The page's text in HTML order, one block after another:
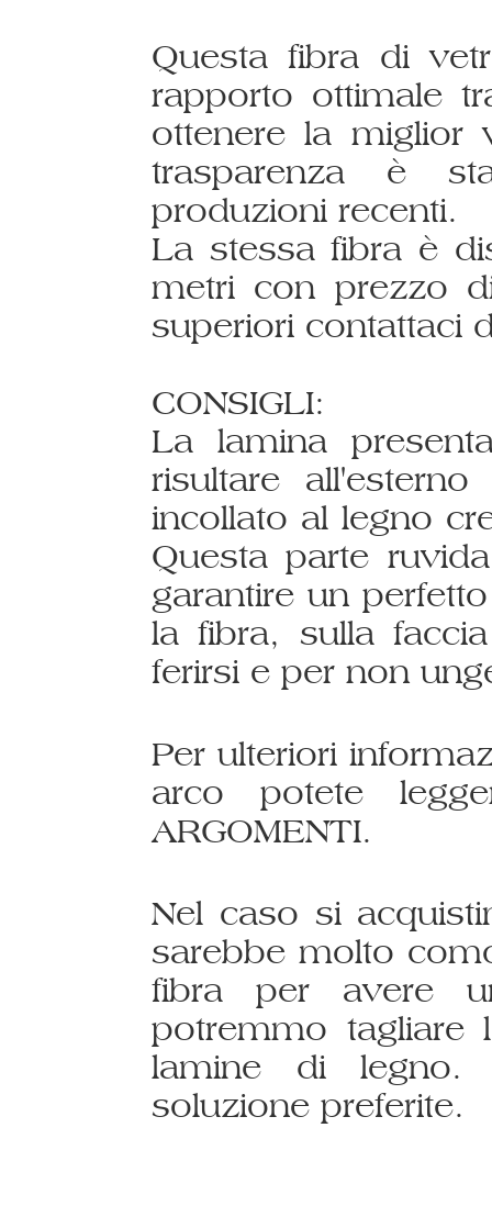
Questa fibra di
rapporto ottimale
ottenere la miglior
trasparenza è
produzioni recenti.
La stessa fibra è
metri con prezzo
superiori contattaci
CONSIGLI:
La lamina
risultare
incollato al legno
Questa parte
garantire un
la fibra, sulla
ferirsi e per non
Per ulteriori
arco potete
ARGOMENTI.
Nel caso si
sarebbe molto
fibra per avere
potremmo tagliare
lamine di legno.
soluzione preferite.